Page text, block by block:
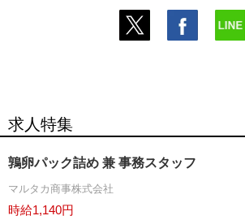
求人特集
鶉卵パック詰め 兼 事務スタッフ
マルタカ商事株式会社
時給1,140円